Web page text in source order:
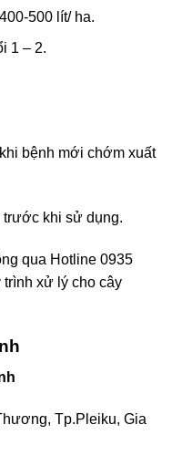
500 lít/ ha.
1 – 2.
bệnh mới chớm xuất
khi sử dụng.
qua Hotline 0935
xử lý cho cây
Tp.Pleiku, Gia